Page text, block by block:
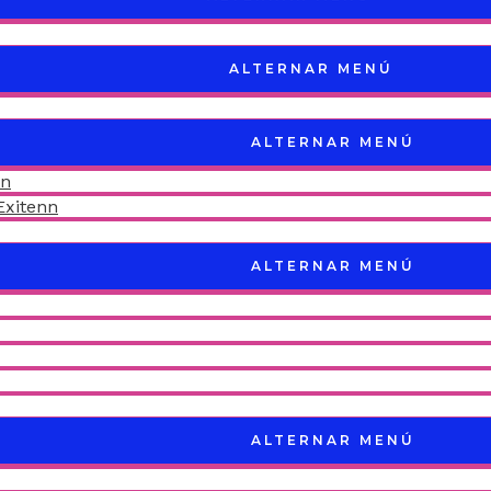
ALTERNAR MENÚ
ALTERNAR MENÚ
ALTERNAR MENÚ
ALTERNAR MENÚ